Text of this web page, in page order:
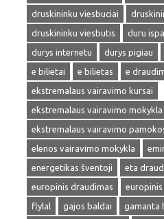
druskininku viesbuciai
druskininku viesbutis
duru
durys internetu
durys pigiau
e bilietai
e bilietas e
ekstremalaus vairavimo kursai
ekstremalaus vairavimo mokykla
ekstremalaus vairavimo
elenos vairavimo mokykla
energetikas šventoji
eta
europinis draudimas
flylal
gajos baldai
gamanta